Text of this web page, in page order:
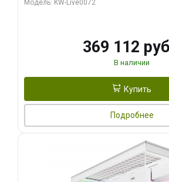
Модель: KW-Live0072
369 112
В наличии
Купить
Подробнее